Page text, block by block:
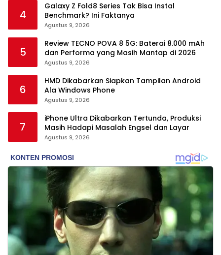
4
Galaxy Z Fold8 Series Tak Bisa Instal
Benchmark? Ini Faktanya
Agustus 9, 2026
5
Review TECNO POVA 8 5G: Baterai 8.000 mAh
dan Performa yang Masih Mantap di 2026
Agustus 9, 2026
6
HMD Dikabarkan Siapkan Tampilan Android
Ala Windows Phone
Agustus 9, 2026
7
iPhone Ultra Dikabarkan Tertunda, Produksi
Masih Hadapi Masalah Engsel dan Layar
Agustus 9, 2026